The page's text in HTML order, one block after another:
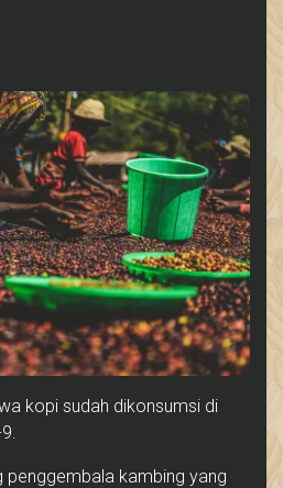
kopi sudah dikonsumsi di
penggembala kambing yang